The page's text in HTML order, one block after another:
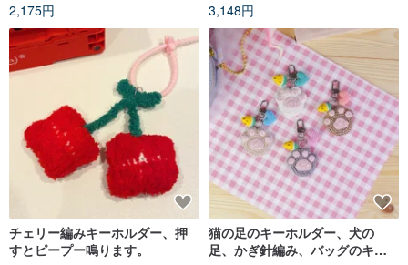
2,175円
3,148円
チェリー編みキーホルダー、押
すとピープー鳴ります。
猫の足のキーホルダー、犬の
足、かぎ針編み、バッグのキー